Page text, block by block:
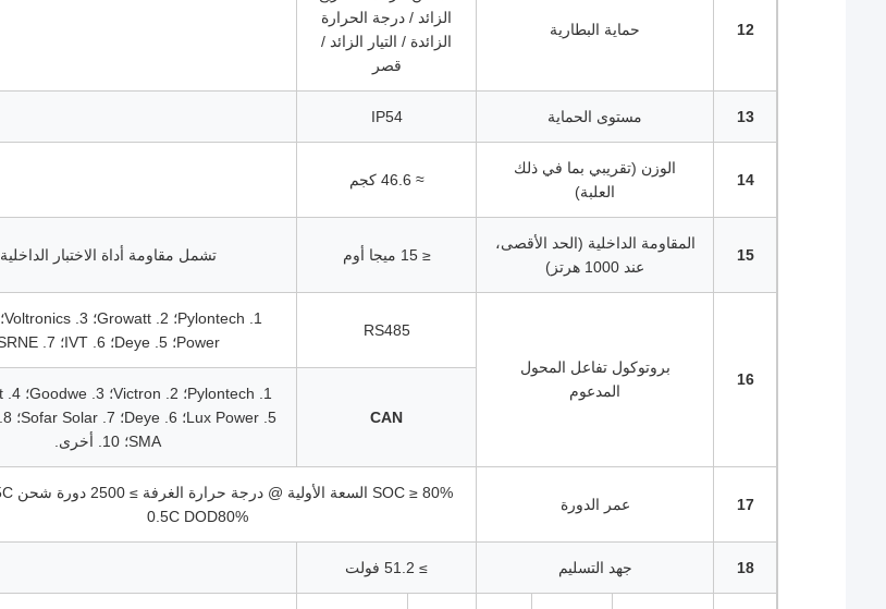
12 حماية البطارية
الزائد / درجة الحرارة
الزائدة / التيار الزائد /
قصر
13 مستوى الحماية IP54
14
الوزن (تقريبي بما في ذلك
العلبة)
≈ 46.6 كجم
15
المقاومة الداخلية (الحد الأقصى،
عند 1000 هرتز)
≤ 15 ميجا أوم تشمل مقاومة أداة الاختبار الداخلية
16
بروتوكول تفاعل المحول
المدعوم
RS485
Power؛ 5. Deye؛ 6. IVT؛ 7. SRNE
CAN
SMA؛ 10. أخرى.
17 عمر الدورة
0.5C DOD80%
18 جهد التسليم ≥ 51.2 فولت